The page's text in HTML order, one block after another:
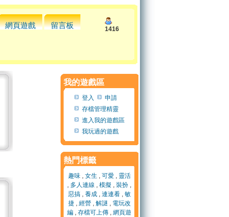
網頁遊戲 留言板 1416
我的遊戲區
登入
申請
存檔管理精靈
進入我的遊戲區
我玩過的遊戲
熱門標籤
趣味, 女生 , 可愛, 靈活
, 多人連線 , 模擬 , 裝扮 ,
惡搞, 養成, 連連看, 敏
捷, 經營, 解謎 , 電玩改
編 , 存檔可上傳 , 網頁遊